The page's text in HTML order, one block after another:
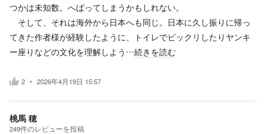
つかは未知数。へばってしまうかもしれない。
そして、それは海外から日本へも同じ。日本に久し振りに帰っ
てきた作者様が経験したように、トイレでビックリしたりヤンキ
ー座りなどの文化を理解しよう…続きを読む
2 2026年4月19日 15:57
桃馬 穂
249件のレビューを投稿